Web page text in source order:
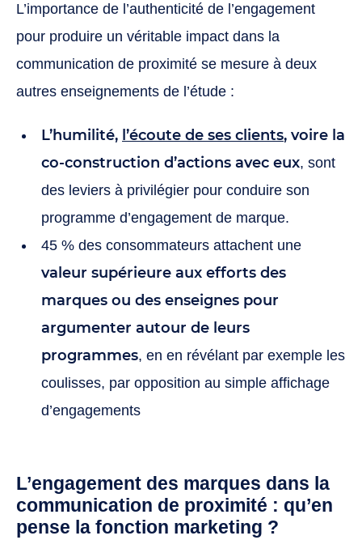
L’importance de l’authenticité de l’engagement
pour produire un véritable impact dans la
communication de proximité se mesure à deux
autres enseignements de l’étude :
L’humilité, l’écoute de ses clients, voire la
co-construction d’actions avec eux, sont
des leviers à privilégier pour conduire son
programme d’engagement de marque.
45 % des consommateurs attachent une
valeur supérieure aux efforts des
marques ou des enseignes pour
argumenter autour de leurs
programmes, en en révélant par exemple les
coulisses, par opposition au simple affichage
d’engagements
L’engagement des marques dans la
communication de proximité : qu’en
pense la fonction marketing ?